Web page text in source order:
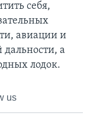
себя,
авиации и
а
лодок.
us